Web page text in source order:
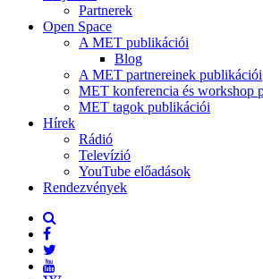
Partnerek
Open Space
A MET publikációi
Blog
A MET partnereinek publikációi
MET konferencia és workshop
MET tagok publikációi
Hírek
Rádió
Televízió
YouTube előadások
Rendezvények